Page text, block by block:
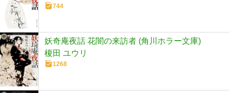
744
妖奇庵夜話 花闇の来訪者 (角川ホラー文庫)
榎田 ユウリ
1268